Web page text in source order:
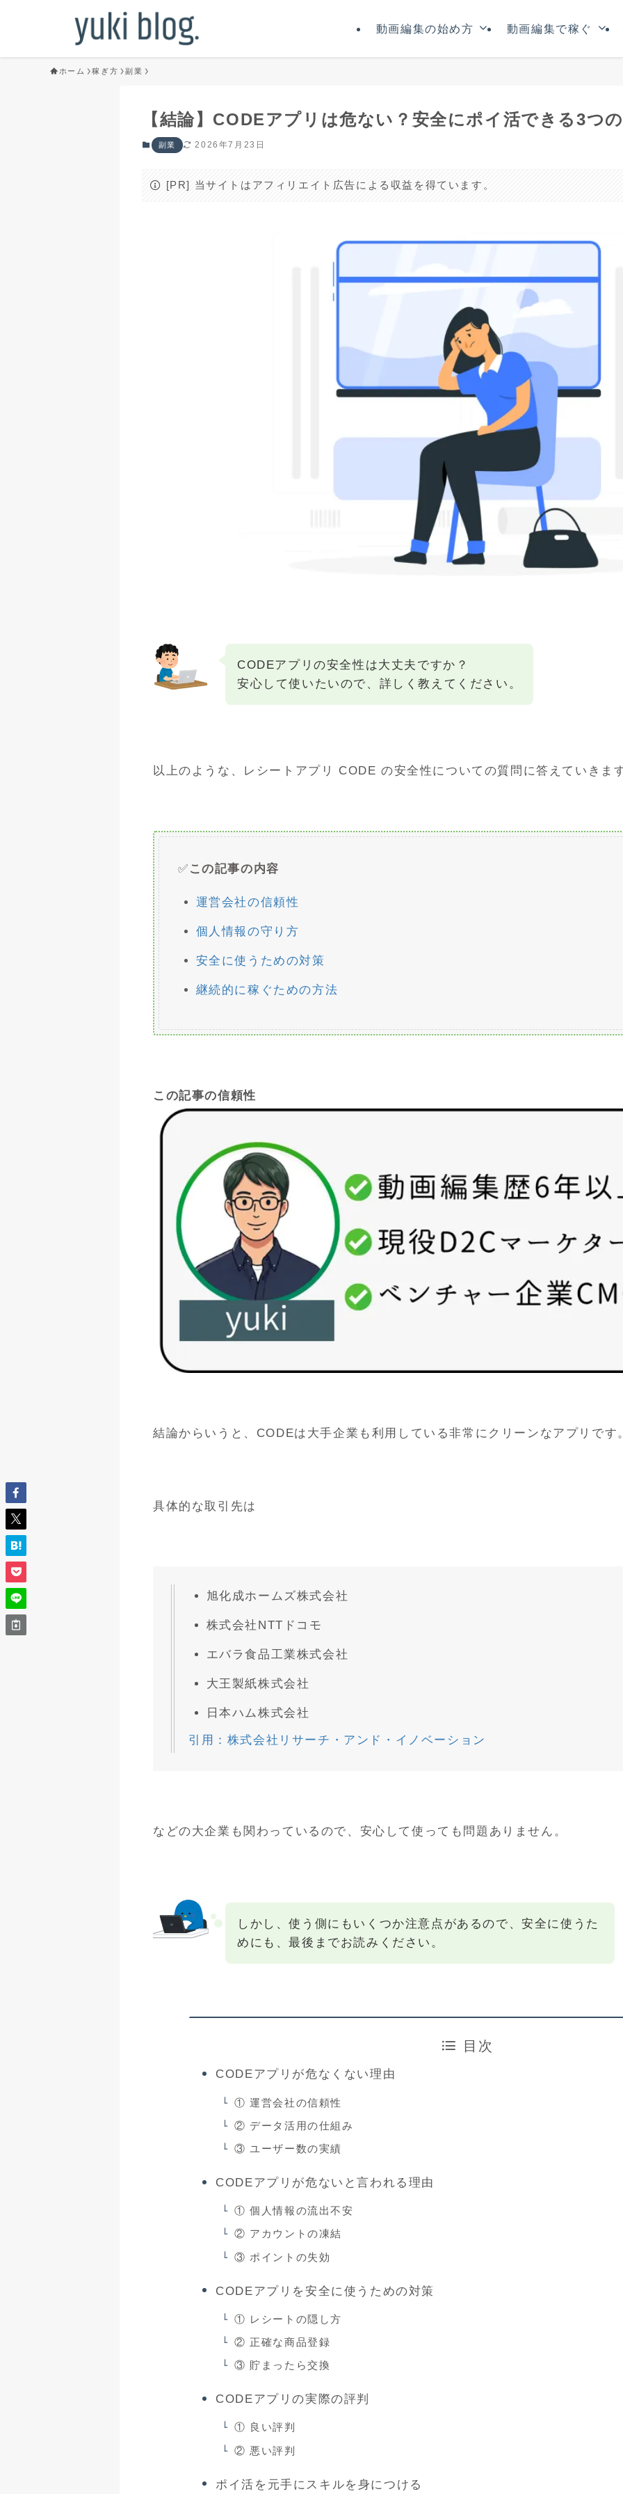
動画編集の始め方 動画編集で稼ぐ
ホーム 稼ぎ方 副業
【結論】CODEアプリは危ない？安全にポイ活できる3つ
副業 2026年7月23日
[PR] 当サイトはアフィリエイト広告による収益を得ています。
CODEアプリの安全性は大丈夫ですか？
安心して使いたいので、詳しく教えてください。
以上のような、レシートアプリ CODE の安全性についての質問に答えていきま
✅ この記事の内容
運営会社の信頼性
個人情報の守り方
安全に使うための対策
継続的に稼ぐための方法
この記事の信頼性
結論からいうと、CODEは大手企業も利用している非常にクリーンなアプリです
具体的な取引先は
旭化成ホームズ株式会社
株式会社NTTドコモ
エバラ食品工業株式会社
大王製紙株式会社
日本ハム株式会社
引用：株式会社リサーチ・アンド・イノベーション
などの大企業も関わっているので、安心して使っても問題ありません。
しかし、使う側にもいくつか注意点があるので、安全に使うた
めにも、最後までお読みください。
目次
CODEアプリが危なくない理由
① 運営会社の信頼性
② データ活用の仕組み
③ ユーザー数の実績
CODEアプリが危ないと言われる理由
① 個人情報の流出不安
② アカウントの凍結
③ ポイントの失効
CODEアプリを安全に使うための対策
① レシートの隠し方
② 正確な商品登録
③ 貯まったら交換
CODEアプリの実際の評判
① 良い評判
② 悪い評判
ポイ活を元手にスキルを身につける